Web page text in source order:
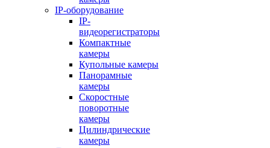
IP-оборудование
IP-
видеорегистраторы
Компактные
камеры
Купольные камеры
Панорамные
камеры
Скоростные
поворотные
камеры
Цилиндрические
камеры